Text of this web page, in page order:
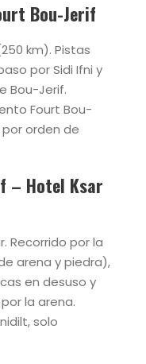
Bou-Jerif
km). Pistas
por Sidi Ifni y
Bou-Jerif.
Fourt Bou-
orden de
– Hotel Ksar
Recorrido por la
arena y piedra),
en desuso y
la arena.
solo